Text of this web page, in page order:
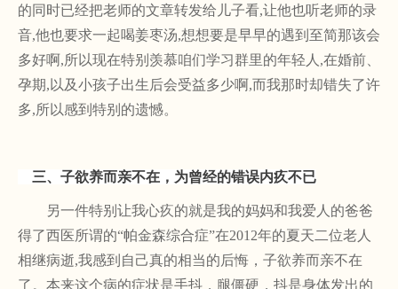
的同时已经把老师的文章转发给儿子看,让他也听老师的录
音,他也要求一起喝姜枣汤,想想要是早早的遇到至简那该会
多好啊,所以现在特别羡慕咱们学习群里的年轻人,在婚前、
孕期,以及小孩子出生后会受益多少啊,而我那时却错失了许
多,所以感到特别的遗憾。
三、子欲养而亲不在，为曾经的错误内疚不已
另一件特别让我心疚的就是我的妈妈和我爱人的爸爸
得了西医所谓的“帕金森综合症”在2012年的夏天二位老人
相继病逝,我感到自己真的相当的后悔，子欲养而亲不在
了。本来这个病的症状是手抖，腿僵硬，抖是身体发出的